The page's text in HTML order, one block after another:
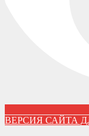
ВЕРСИЯ САЙТА